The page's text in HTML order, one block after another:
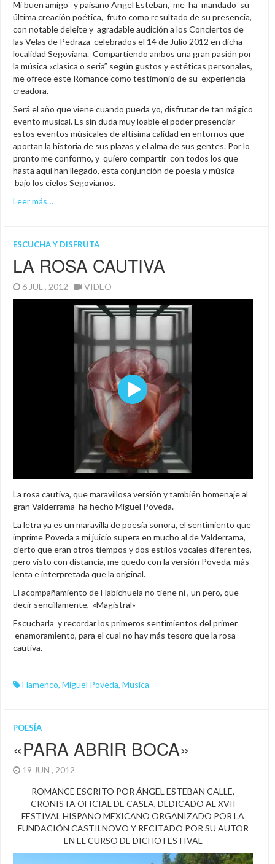
Mi buen amigo y paisano Angel Esteban, me ha mandado su
última creación poética, fruto como resultado de su presencia,
con notable deleite y agradable audición a los Conciertos de
las Velas de Pedraza celebrados el 14 de Julio 2012 en dicha
localidad Segoviana. Compartiendo ambos una gran pasión por
la música «clasica o seria” según gustos y estéticas personales,
me ofrece este Romance como testimonio de su experiencia
creadora.
Será el año que viene cuando pueda yo, disfrutar de tan mágico
evento musical. Es sin duda muy loable el poder presenciar
estos eventos músicales de altisima calidad en entornos que
aportan la historia de sus plazas y el alma de sus gentes. Por lo
pronto me conformo, y quiero compartir con todos los que
hasta aquí han llegado, esta conjunción de poesía y música
bajo los cielos Segovianos.
Leer más…
ESCUCHA Y DISFRUTA
LA ROSA CAUTIVA
6 JUL , 2012 VIDEO
La rosa cautiva, que maravillosa versión y también homenaje al
gran Valderrama ha hecho Míguel Poveda.
La letra ya es un maravilla de poesía sonora, el sentimiento que
imprime Poveda a mi juicio supera en mucho al de Valderrama,
cierto que eran otros tiempos y dos estilos vocales diferentes,
pero visto con distancia, me quedo con la versión Poveda, más
lenta e interpretada que la original.
El acompañamiento de Habichuela no tiene ni , un pero, que
decir sencillamente, «Magistral»
Escucharla y recordar los primeros sentimientos del primer
enamoramiento, para el cual no hay más tesoro que la rosa
cautiva.
Flamenco, Míguel Poveda, Musica
POESÍA
«PARA ABRIR BOCA»
19 JUN , 2012
ROMANCE ESCRITO POR ÁNGEL ESTEBAN CALLE,
CRONISTA OFICIAL DE CASLA, DEDICADO AL XVII
FESTIVAL HISPANO MEXICANO ORGANIZADO POR LA
FUNDACIÓN CASTILNOVO Y RECITADO POR SU AUTOR
EN EL CURSO DE DICHO FESTIVAL